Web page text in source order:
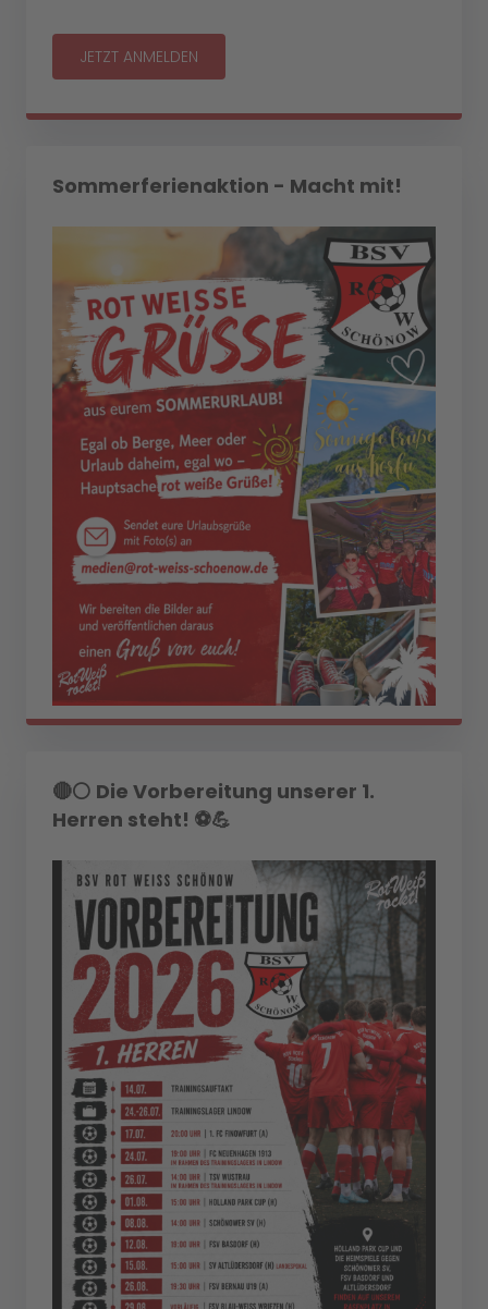
JETZT ANMELDEN
Sommerferienaktion - Macht mit!
🔴⚪ Die Vorbereitung unserer 1.
Herren steht! ⚽💪